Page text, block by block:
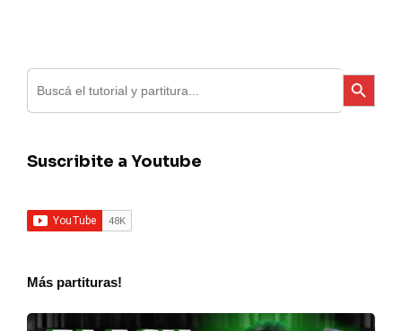
Search
for:
Search Button
Suscribite a Youtube
Más partituras!
The